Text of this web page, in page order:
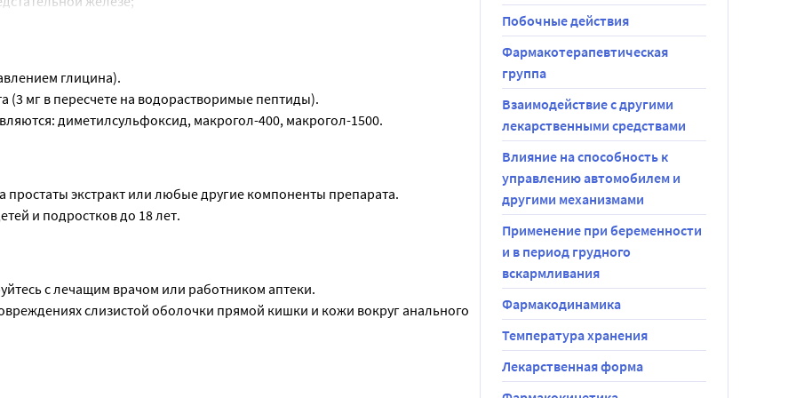
глицина).
(3 мг в пересчете на водорастворимые пептиды).
диметилсульфоксид, макрогол-400, макрогол-1500.
простаты экстракт или любые другие компоненты препарата.
и подростков до 18 лет.
с лечащим врачом или работником аптеки.
слизистой оболочки прямой кишки и кожи вокруг анального
предполагающим наряду с назначением препарата Простатилен
Побочные действия
Фармакотерапевтическая
группа
Взаимодействие с другими
лекарственными средствами
Влияние на способность к
управлению автомобилем и
другими механизмами
Применение при беременности
и в период грудного
вскармливания
Фармакодинамика
Температура хранения
Лекарственная форма